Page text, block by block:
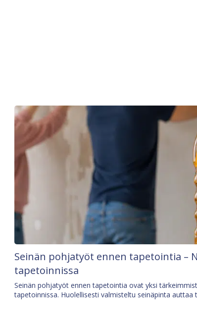
Seinän pohjatyöt ennen tapetointia –
tapetoinnissa
Seinän pohjatyöt ennen tapetointia ovat yksi
tapetoinnissa. Huolellisesti valmisteltu seinäpinta